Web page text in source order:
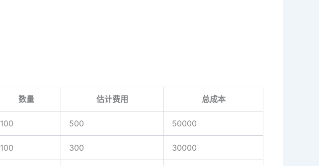
数量 估计费用 总成本
100 500 50000
100 300 30000